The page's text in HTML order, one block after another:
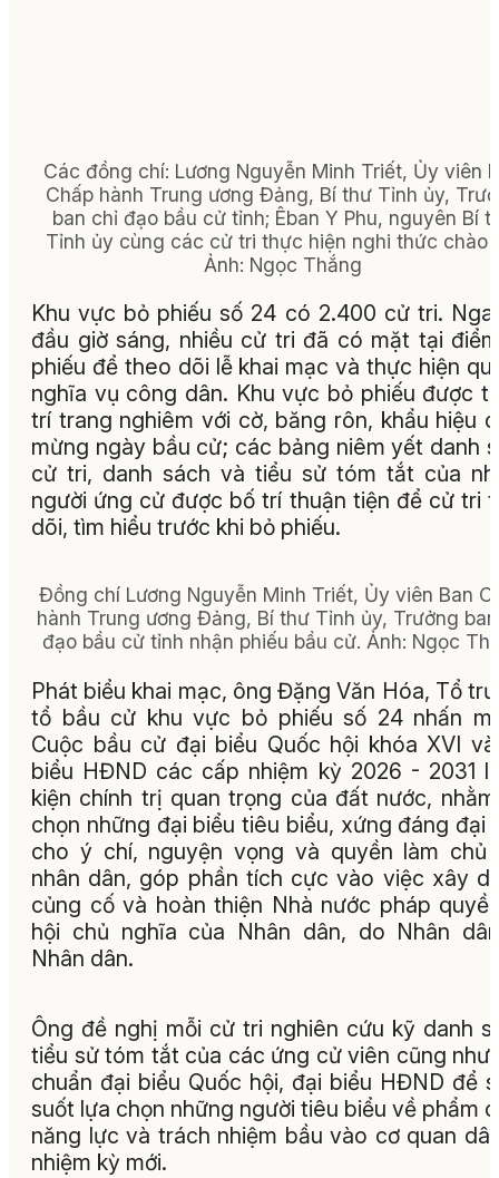
Các đồng chí: Lương Nguyễn Minh Triết, Ủy viên
Chấp hành Trung ương Đảng, Bí thư Tỉnh ủy,
ban chỉ đạo bầu cử tỉnh; Êban Y Phu, nguyên Bí
Tỉnh ủy cùng các cử tri thực hiện nghi thức chào
Ảnh: Ngọc Thắng
Khu vực bỏ phiếu số 24 có 2.400 cử tri.
đầu giờ sáng, nhiều cử tri đã có mặt tại
phiếu để theo dõi lễ khai mạc và thực hiện
nghĩa vụ công dân. Khu vực bỏ phiếu được
trí trang nghiêm với cờ, băng rôn, khẩu hiệu
mừng ngày bầu cử; các bảng niêm yết danh
cử tri, danh sách và tiểu sử tóm tắt của
người ứng cử được bố trí thuận tiện để cử tri
dõi, tìm hiểu trước khi bỏ phiếu.
Đồng chí Lương Nguyễn Minh Triết, Ủy viên Ban
hành Trung ương Đảng, Bí thư Tỉnh ủy, Trưởng
đạo bầu cử tỉnh nhận phiếu bầu cử. Ảnh: Ngọc
Phát biểu khai mạc, ông Đặng Văn Hóa, Tổ
tổ bầu cử khu vực bỏ phiếu số 24 nhấn
Cuộc bầu cử đại biểu Quốc hội khóa XVI
biểu HĐND các cấp nhiệm kỳ 2026 - 2031
kiện chính trị quan trọng của đất nước,
chọn những đại biểu tiêu biểu, xứng đáng đại
cho ý chí, nguyện vọng và quyền làm chủ
nhân dân, góp phần tích cực vào việc xây
củng cố và hoàn thiện Nhà nước pháp
hội chủ nghĩa của Nhân dân, do Nhân
Nhân dân.
Ông đề nghị mỗi cử tri nghiên cứu kỹ danh
tiểu sử tóm tắt của các ứng cử viên cũng như
chuẩn đại biểu Quốc hội, đại biểu HĐND để
suốt lựa chọn những người tiêu biểu về phẩm
năng lực và trách nhiệm bầu vào cơ quan
nhiệm kỳ mới.